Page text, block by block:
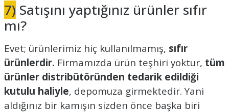
7) Satışını yaptığınız ürünler sıfır
mı?
Evet; ürünlerimiz hiç kullanılmamış, sıfır
ürünlerdir. Firmamızda ürün teşhiri yoktur, tüm
ürünler distribütöründen tedarik edildiği
kutulu haliyle, depomuza girmektedir. Yani
aldığınız bir kamışın sizden önce başka biri